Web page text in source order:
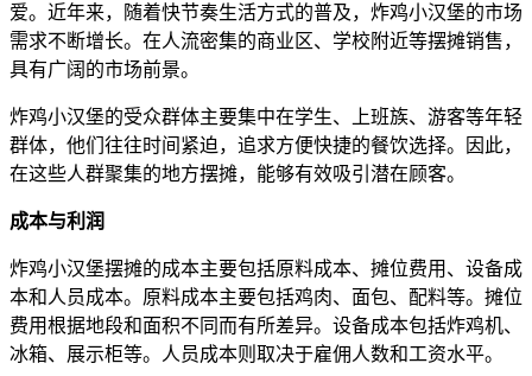
爱。近年来，随着快节奏生活方式的普及，炸鸡小汉堡的市场
需求不断增长。在人流密集的商业区、学校附近等摆摊销售，
具有广阔的市场前景。
炸鸡小汉堡的受众群体主要集中在学生、上班族、游客等年轻
群体，他们往往时间紧迫，追求方便快捷的餐饮选择。因此，
在这些人群聚集的地方摆摊，能够有效吸引潜在顾客。
成本与利润
炸鸡小汉堡摆摊的成本主要包括原料成本、摊位费用、设备成
本和人员成本。原料成本主要包括鸡肉、面包、配料等。摊位
费用根据地段和面积不同而有所差异。设备成本包括炸鸡机、
冰箱、展示柜等。人员成本则取决于雇佣人数和工资水平。